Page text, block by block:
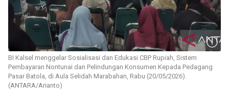
BI Kalsel menggelar Sosialisasi dan Edukasi CBP Rupiah, Sistem
Pembayaran Nontunai dan Pelindungan Konsumen Kepada Pedagang
Pasar Batola, di Aula Selidah Marabahan, Rabu (20/05/2026).
(ANTARA/Arianto)